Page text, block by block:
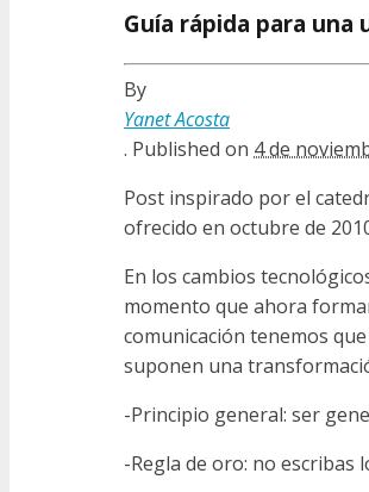
Guía rápida para
By
Yanet Acosta
. Published on 4 de
Post inspirado por el
ofrecido en octubre de
En los cambios
momento que ahora
comunicación tenemos
suponen una
-Principio general: ser
-Regla de oro: no escribas